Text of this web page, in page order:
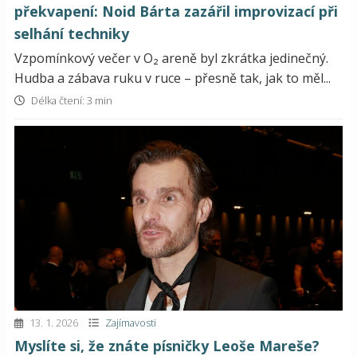
překvapení: Noid Bárta zazářil improvizací při
selhání techniky
Vzpomínkový večer v O₂ areně byl zkrátka jedinečný.
Hudba a zábava ruku v ruce – přesně tak, jak to měl...
Délka čtení: 3 min
13. 1. 2026 Zajímavosti
Myslíte si, že znáte písničky Leoše Mareše?